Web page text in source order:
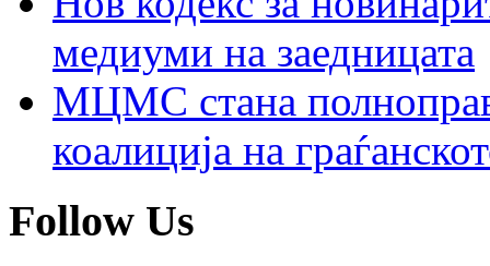
медиуми на заедницата
МЦМС стана
коалиција на
Follow Us